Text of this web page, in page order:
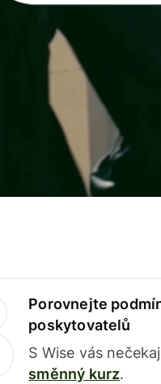
Porovnejte
poskytovatelů
S Wise vás
směnný kurz.